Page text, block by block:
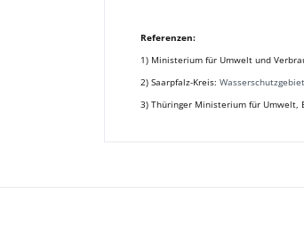
Referenzen:
1) Ministerium für Umwelt und
2) Saarpfalz-Kreis:
3) Thüringer Ministerium für Umwelt,